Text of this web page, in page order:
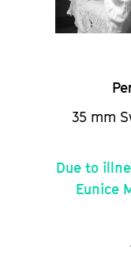
35 mm
Due to
Eunice